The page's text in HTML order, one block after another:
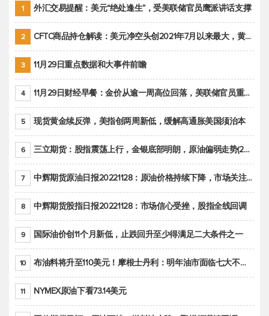
1 外汇交易提醒：美元“绝处逢生”，受美联储官员鹰派讲话支撑
2 CFTC商品持仓解读：美元净空头创2021年7月以来最大，黄金期货投机性净多头头寸减少
3 11月29日重点数据和大事件前瞻
4 11月29日财经早餐：金价从逾一周高位回落，美联储官员重申鹰派立场推动美元回升
5 现货黄金续反弹，美指创两周新低，缓解高通胀美国须治本
6 三立期货：股指震荡上行，金银底部明朗，原油偏弱走势(20221128收评)
7 中辉期货原油日报20221128：原油价格持续下降，市场关注OPEC+新一轮产能政策
8 中辉期货股指日报20221128：市场信心受挫，股指全线回调
9 国际油价创11个月新低，止跌回升至少得满足二大条件之一
10 布油料将升至110美元！摩根士丹利：明年油市面临七大不确定性
11 NYMEX原油下看73.14美元